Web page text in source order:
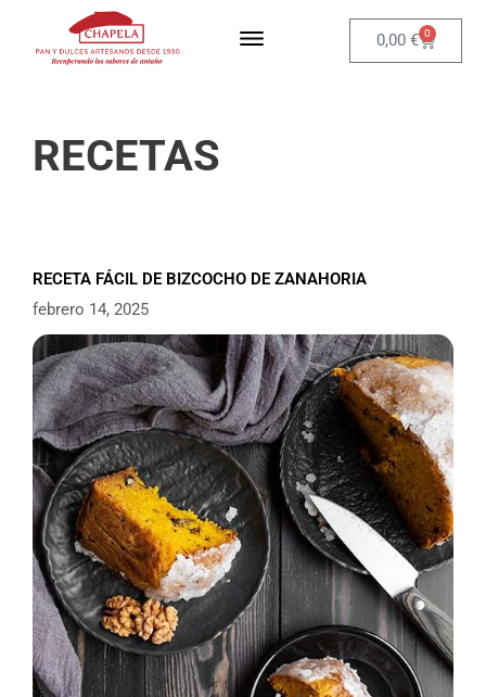
0,00 € 0
RECETAS
RECETA FÁCIL DE BIZCOCHO DE ZANAHORIA
febrero 14, 2025